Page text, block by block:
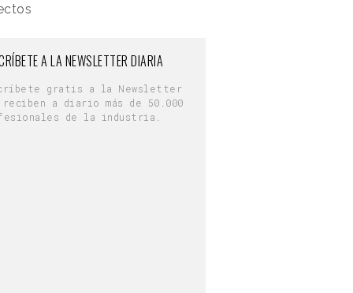
A LA NEWSLETTER DIARIA
gratis a la Newsletter
reciben a diario más de 50.000
de la industria.